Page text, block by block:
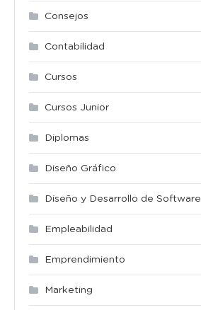
Consejos
Contabilidad
Cursos
Cursos Junior
Diplomas
Diseño Gráfico
Diseño y Desarrollo de Software
Empleabilidad
Emprendimiento
Marketing